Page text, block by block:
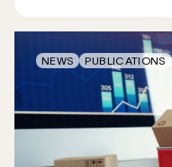
NEWS PUBLICATIONS